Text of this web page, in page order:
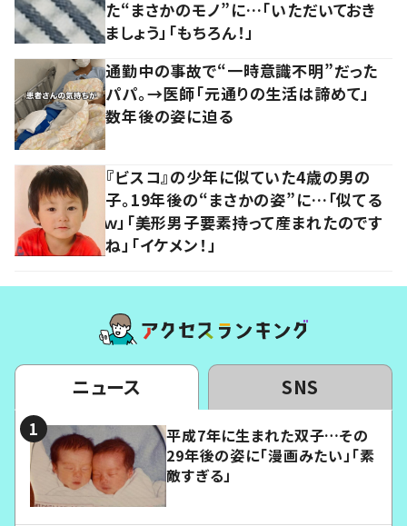
た“まさかのモノ”に…「いただいておき
ましょう」「もちろん！」
通勤中の事故で“一時意識不明”だった
パパ。→医師「元通りの生活は諦めて」
数年後の姿に迫る
『ビスコ』の少年に似ていた4歳の男の
子。19年後の“まさかの姿”に…「似てる
ｗ」「美形男子要素持って産まれたのです
ね」「イケメン！」
ニュース SNS
平成7年に生まれた双子…その
29年後の姿に「漫画みたい」「素
敵すぎる」